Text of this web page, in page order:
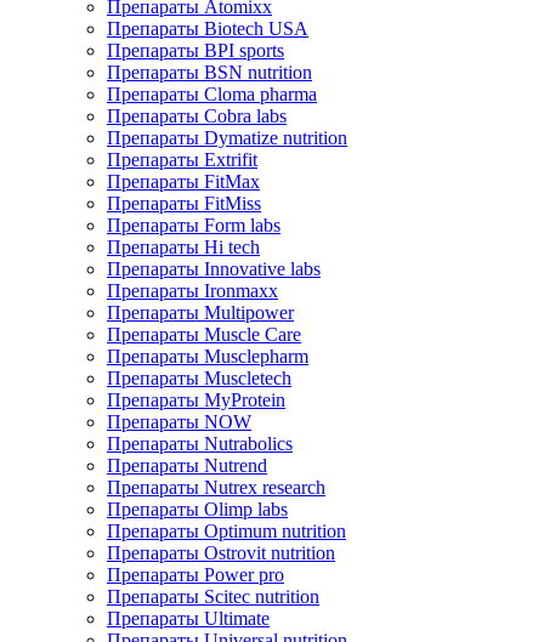
Препараты Atomixx
Препараты Biotech USA
Препараты BPI sports
Препараты BSN nutrition
Препараты Cloma pharma
Препараты Cobra labs
Препараты Dymatize nutrition
Препараты Extrifit
Препараты FitMax
Препараты FitMiss
Препараты Form labs
Препараты Hi tech
Препараты Innovative labs
Препараты Ironmaxx
Препараты Multipower
Препараты Muscle Care
Препараты Musclepharm
Препараты Muscletech
Препараты MyProtein
Препараты NOW
Препараты Nutrabolics
Препараты Nutrend
Препараты Nutrex research
Препараты Olimp labs
Препараты Optimum nutrition
Препараты Ostrovit nutrition
Препараты Power pro
Препараты Scitec nutrition
Препараты Ultimate